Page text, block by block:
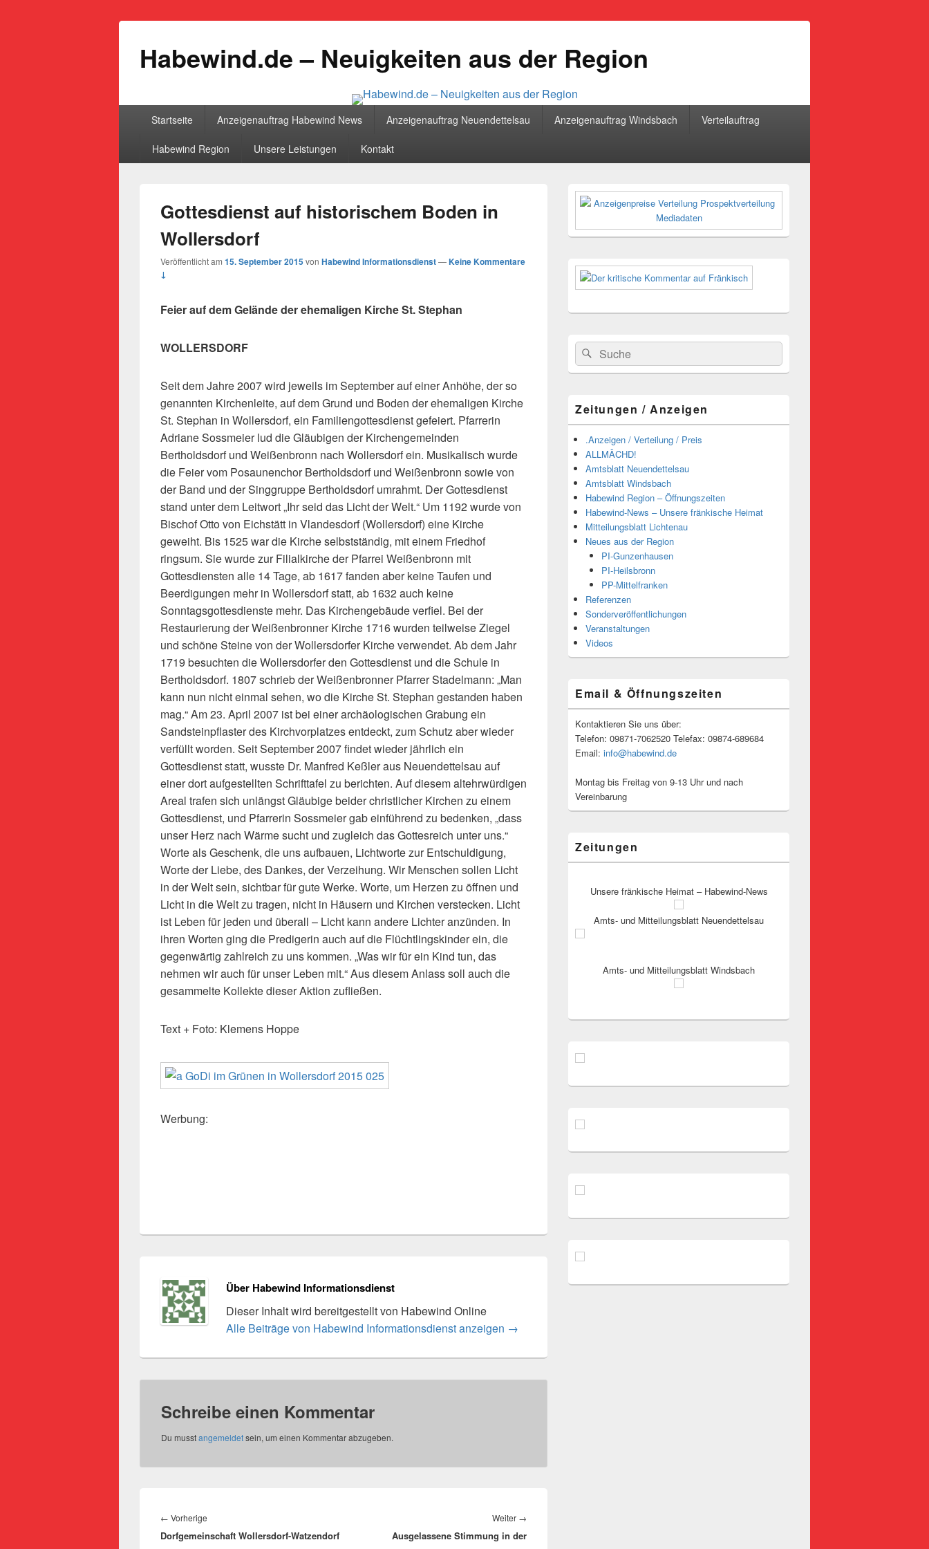
Habewind.de – Neuigkeiten aus der Region
Startseite Anzeigenauftrag Habewind News Anzeigenauftrag Neuendettelsau Anzeigenauftrag Windsbach Verteilauftrag
Habewind Region Unsere Leistungen Kontakt
Gottesdienst auf historischem Boden in
Wollersdorf
Veröffentlicht am 15. September 2015von Habewind Informationsdienst—Keine Kommentare
↓
Feier auf dem Gelände der ehemaligen Kirche St. Stephan
WOLLERSDORF
Seit dem Jahre 2007 wird jeweils im September auf einer Anhöhe, der so
genannten Kirchenleite, auf dem Grund und Boden der ehemaligen Kirche
St. Stephan in Wollersdorf, ein Familiengottesdienst gefeiert. Pfarrerin
Adriane Sossmeier lud die Gläubigen der Kirchengemeinden
Bertholdsdorf und Weißenbronn nach Wollersdorf ein. Musikalisch wurde
die Feier vom Posaunenchor Bertholdsdorf und Weißenbronn sowie von
der Band und der Singgruppe Bertholdsdorf umrahmt. Der Gottesdienst
stand unter dem Leitwort „Ihr seid das Licht der Welt.“ Um 1192 wurde von
Bischof Otto von Eichstätt in Vlandesdorf (Wollersdorf) eine Kirche
geweiht. Bis 1525 war die Kirche selbstständig, mit einem Friedhof
ringsum. Sie wurde zur Filialkirche der Pfarrei Weißenbronn mit
Gottesdiensten alle 14 Tage, ab 1617 fanden aber keine Taufen und
Beerdigungen mehr in Wollersdorf statt, ab 1632 auch keine
Sonntagsgottesdienste mehr. Das Kirchengebäude verfiel. Bei der
Restaurierung der Weißenbronner Kirche 1716 wurden teilweise Ziegel
und schöne Steine von der Wollersdorfer Kirche verwendet. Ab dem Jahr
1719 besuchten die Wollersdorfer den Gottesdienst und die Schule in
Bertholdsdorf. 1807 schrieb der Weißenbronner Pfarrer Stadelmann: „Man
kann nun nicht einmal sehen, wo die Kirche St. Stephan gestanden haben
mag.“ Am 23. April 2007 ist bei einer archäologischen Grabung ein
Sandsteinpflaster des Kirchvorplatzes entdeckt, zum Schutz aber wieder
verfüllt worden. Seit September 2007 findet wieder jährlich ein
Gottesdienst statt, wusste Dr. Manfred Keßler aus Neuendettelsau auf
einer dort aufgestellten Schrifttafel zu berichten. Auf diesem altehrwürdigen
Areal trafen sich unlängst Gläubige beider christlicher Kirchen zu einem
Gottesdienst, und Pfarrerin Sossmeier gab einführend zu bedenken, „dass
unser Herz nach Wärme sucht und zugleich das Gottesreich unter uns.“
Worte als Geschenk, die uns aufbauen, Lichtworte zur Entschuldigung,
Worte der Liebe, des Dankes, der Verzeihung. Wir Menschen sollen Licht
in der Welt sein, sichtbar für gute Werke. Worte, um Herzen zu öffnen und
Licht in die Welt zu tragen, nicht in Häusern und Kirchen verstecken. Licht
ist Leben für jeden und überall – Licht kann andere Lichter anzünden. In
ihren Worten ging die Predigerin auch auf die Flüchtlingskinder ein, die
gegenwärtig zahlreich zu uns kommen. „Was wir für ein Kind tun, das
nehmen wir auch für unser Leben mit.“ Aus diesem Anlass soll auch die
gesammelte Kollekte dieser Aktion zufließen.
Text + Foto: Klemens Hoppe
Werbung:
Über Habewind Informationsdienst
Dieser Inhalt wird bereitgestellt von Habewind Online
Alle Beiträge von Habewind Informationsdienst anzeigen →
Schreibe einen Kommentar
Du musstangemeldetsein, um einen Kommentar abzugeben.
← Vorherige
Beitrag:
Dorfgemeinschaft Wollersdorf-Watzendorf
Weiter →
Beitrag:
Ausgelassene Stimmung in der
Primärer
Seitenleisten-
Suchen
nach:
Suchen
Zeitungen / Anzeigen
.Anzeigen / Verteilung / Preis
ALLMÄCHD!
Amtsblatt Neuendettelsau
Amtsblatt Windsbach
Habewind Region – Öffnungszeiten
Habewind-News – Unsere fränkische Heimat
Mitteilungsblatt Lichtenau
Neues aus der Region
PI-Gunzenhausen
PI-Heilsbronn
PP-Mittelfranken
Referenzen
Sonderveröffentlichungen
Veranstaltungen
Videos
Email & Öffnungszeiten
Kontaktieren Sie uns über:
Telefon: 09871-7062520 Telefax: 09874-689684
Email: info@habewind.de
Montag bis Freitag von 9-13 Uhr und nach
Vereinbarung
Zeitungen
Unsere fränkische Heimat – Habewind-News
Amts- und Mitteilungsblatt Neuendettelsau
Amts- und Mitteilungsblatt Windsbach